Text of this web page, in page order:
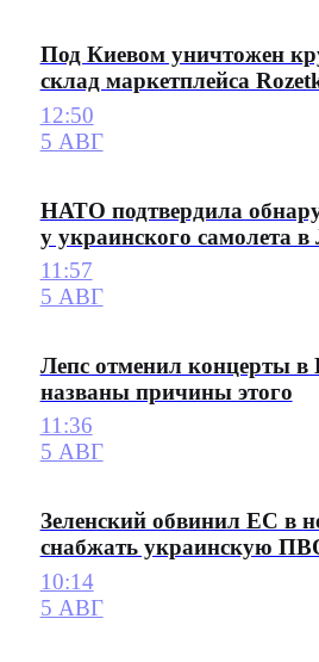
Под Киевом уничтожен
склад маркетплейса
12:50
5 АВГ
НАТО подтвердила
у украинского самолета в
11:57
5 АВГ
Лепс отменил концерты
названы причины этого
11:36
5 АВГ
Зеленский обвинил ЕС в
снабжать украинскую
10:14
5 АВГ